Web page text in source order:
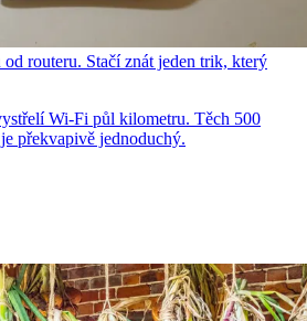
routeru. Stačí znát jeden trik, který
Wi-Fi půl kilometru. Těch 500
překvapivě jednoduchý.